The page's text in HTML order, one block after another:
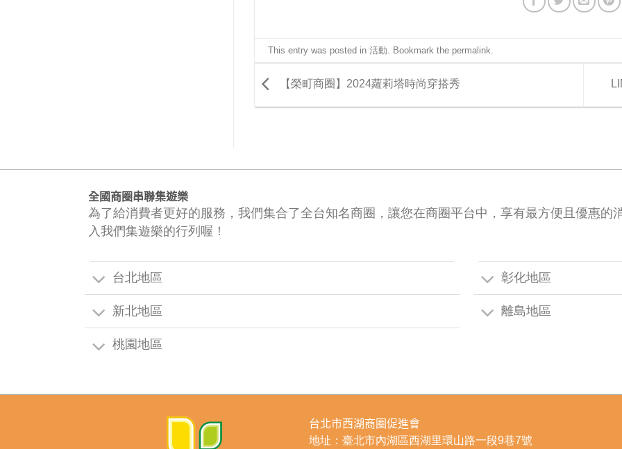
This entry was posted in活動 . Bookmark the permalink
【榮町商圈】2024蘿莉塔時尚穿搭秀
全國商圈串聯集遊樂
為了給消費者更好的服務，我們集合了全台知名商圈，讓您在商圈平台中，享有最方便且優惠的
入我們集遊樂的行列喔！
台北地區
新北地區
桃園地區
彰化地區
離島地區
台北市西湖商圈促進會
地址：臺北市內湖區西湖里環山路一段9巷7號